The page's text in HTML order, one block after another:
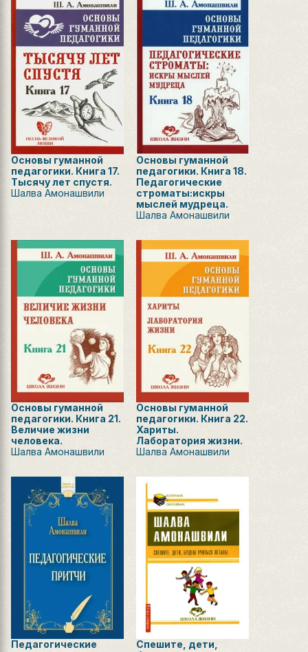
Основы гуманной
педагогики. Книга 17.
Тысячу лет спустя.
Шалва Амонашвили
Основы гуманной
педагогики. Книга 18.
Педагогические
строматы:искры
мыслей мудреца.
Шалва Амонашвили
Основы гуманной
педагогики. Книга 21.
Величие жизни
человека.
Шалва Амонашвили
Основы гуманной
педагогики. Книга 22.
Хариты.
Лаборатория жизни.
Шалва Амонашвили
Педагогические
Спешите, дети,